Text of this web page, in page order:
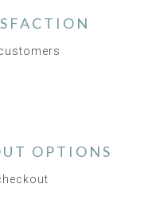
OPTIONS